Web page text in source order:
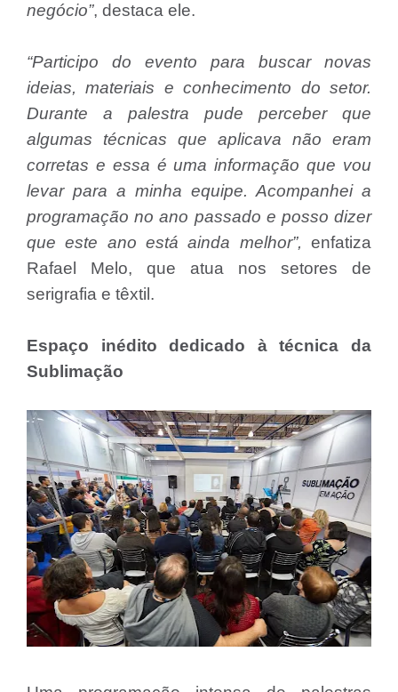
negócio”, destaca ele.
“Participo do evento para buscar novas
ideias, materiais e conhecimento do setor.
Durante a palestra pude perceber que
algumas técnicas que aplicava não eram
corretas e essa é uma informação que vou
levar para a minha equipe. Acompanhei a
programação no ano passado e posso dizer
que este ano está ainda melhor”, enfatiza
Rafael Melo, que atua nos setores de
serigrafia e têxtil.
Espaço inédito dedicado à técnica da
Sublimação